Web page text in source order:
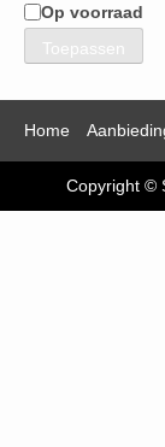
Op voorraad
Toepassen
Home
Copyright ©